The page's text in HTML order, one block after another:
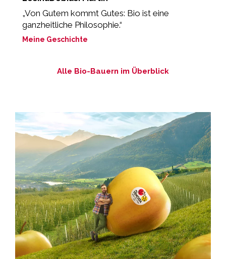
„Von Gutem kommt Gutes: Bio ist eine
ganzheitliche Philosophie.“
Meine Geschichte
Alle Bio-Bauern im Überblick